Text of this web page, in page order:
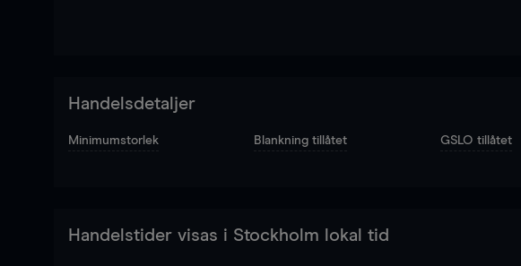
Handelsdetaljer
Minimumstorlek Blankning tillåtet GSLO tillåtet
Handelstider visas i Stockholm lokal tid